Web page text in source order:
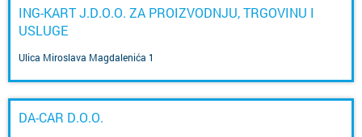
ING-KART J.D.O.O. ZA PROIZVODNJU, TRGOVINU I
USLUGE
Ulica Miroslava Magdalenića 1
DA-CAR D.O.O.